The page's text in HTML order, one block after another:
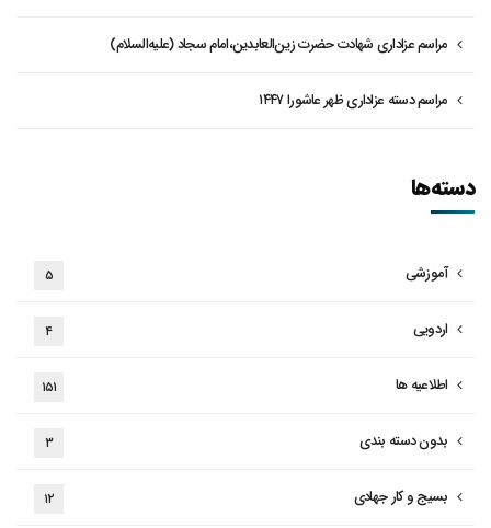
مراسم عزاداری شهادت حضرت زین‌العابدین،امام سجاد (علیه‌السلام)
مراسم دسته عزاداری ظهر عاشورا ۱۴۴۷
دسته‌ها
آموزشی ۵
اردویی ۴
اطلاعیه ها ۱۵۱
بدون دسته بندی ۳
بسیج و کار جهادی ۱۲